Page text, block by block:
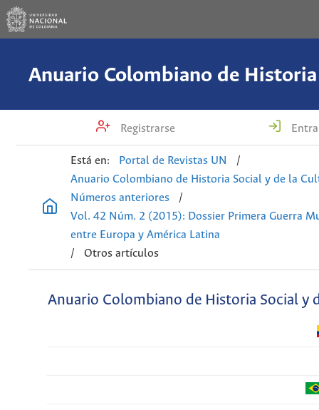
Registrarse
Está en: Portal de Revistas UN
/
Anuario Colombiano de Historia Social y de la
Números anteriores
/
Vol. 42 Núm. 2 (2015): Dossier Primera Guerra
entre Europa y América Latina
/
Otros artículos
Anuario Colombiano de Historia Social y